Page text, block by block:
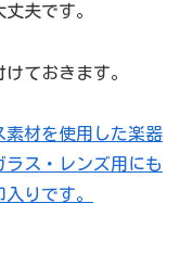
夫です。
ておきます。